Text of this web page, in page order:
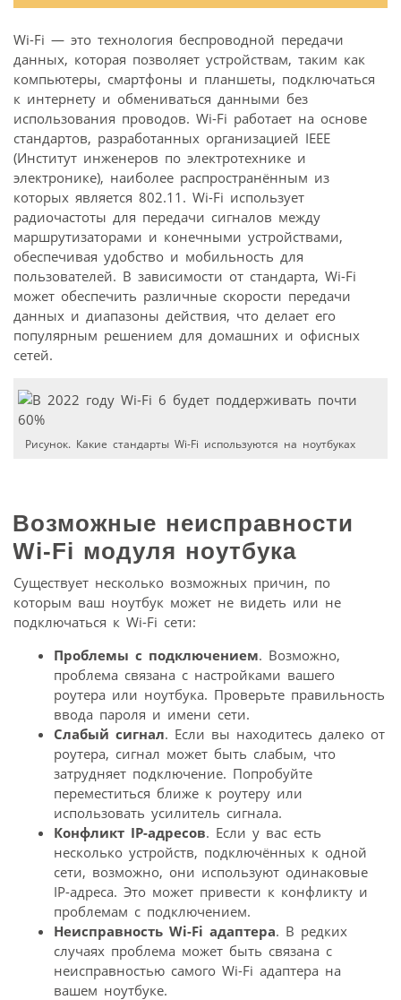
Wi-Fi — это технология беспроводной передачи
данных, которая позволяет устройствам, таким как
компьютеры, смартфоны и планшеты, подключаться
к интернету и обмениваться данными без
использования проводов. Wi-Fi работает на основе
стандартов, разработанных организацией IEEE
(Институт инженеров по электротехнике и
электронике), наиболее распространённым из
которых является 802.11. Wi-Fi использует
радиочастоты для передачи сигналов между
маршрутизаторами и конечными устройствами,
обеспечивая удобство и мобильность для
пользователей. В зависимости от стандарта, Wi-Fi
может обеспечить различные скорости передачи
данных и диапазоны действия, что делает его
популярным решением для домашних и офисных
сетей.
Рисунок. Какие стандарты Wi-Fi используются на ноутбуках
Возможные неисправности
Wi-Fi модуля ноутбука
Существует несколько возможных причин, по
которым ваш ноутбук может не видеть или не
подключаться к Wi-Fi сети:
Проблемы с подключением. Возможно,
проблема связана с настройками вашего
роутера или ноутбука. Проверьте правильность
ввода пароля и имени сети.
Слабый сигнал. Если вы находитесь далеко от
роутера, сигнал может быть слабым, что
затрудняет подключение. Попробуйте
переместиться ближе к роутеру или
использовать усилитель сигнала.
Конфликт IP-адресов. Если у вас есть
несколько устройств, подключённых к одной
сети, возможно, они используют одинаковые
IP-адреса. Это может привести к конфликту и
проблемам с подключением.
Неисправность Wi-Fi адаптера. В редких
случаях проблема может быть связана с
неисправностью самого Wi-Fi адаптера на
вашем ноутбуке.